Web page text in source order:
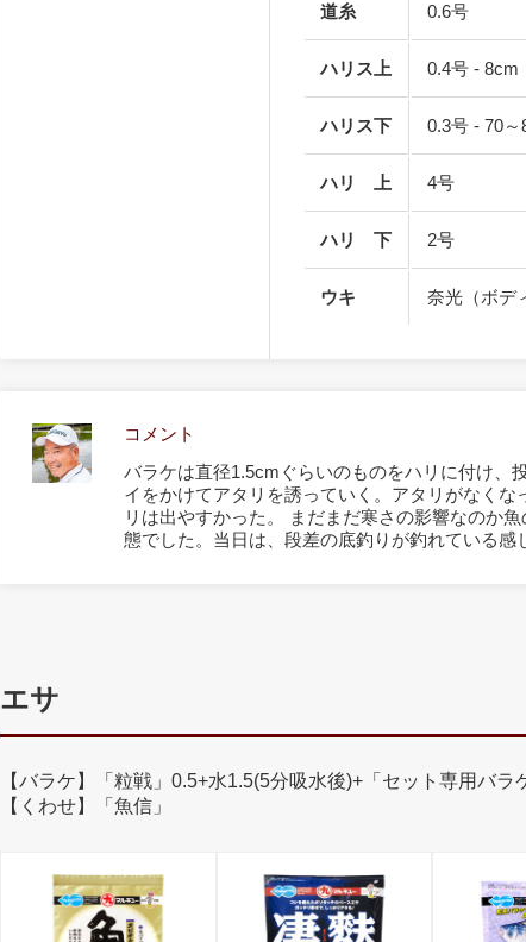
道糸 0.6号
ハリス上 0.4号 - 8cm
ハリス下 0.3号 - 70
ハリ 上 4号
ハリ 下 2号
ウキ 奈光（ボデ
コメント
バラケは直径1.5cmぐらいのものをハリに付け、
イをかけてアタリを誘っていく。アタリがなく
リは出やすかった。 まだまだ寒さの影響なのか
態でした。当日は、段差の底釣りが釣れている感
エサ
【バラケ】「粒戦」0.5+水1.5(5分吸水後)+「セット専用バ
【くわせ】「魚信」